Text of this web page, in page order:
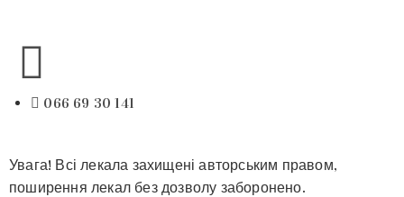
066 69 30 141
Увага! Всі лекала захищені авторським правом,
поширення лекал без дозволу заборонено.